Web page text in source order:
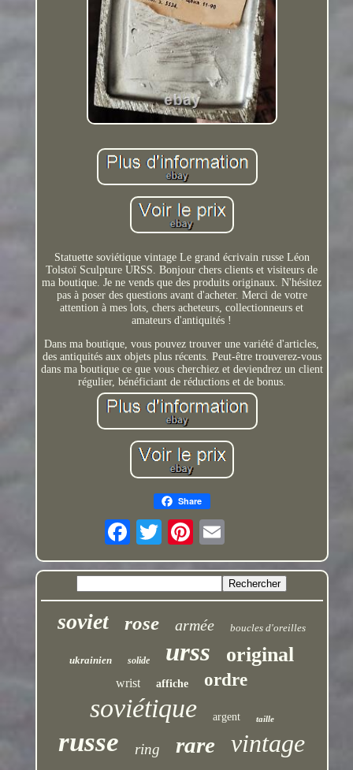
Statuette soviétique vintage Le grand écrivain russe Léon
Tolstoï Sculpture URSS. Bonjour chers clients et visiteurs de
ma boutique. Je ne vends que des produits originaux. N'hésitez
pas à poser des questions avant d'acheter. Merci de votre
attention à mes lots, chers acheteurs, collectionneurs et
amateurs d'antiquités !
Dans ma boutique, vous pouvez trouver une variété d'articles,
des antiquités aux objets plus récents. Peut-être trouverez-vous
dans ma boutique ce que vous cherchiez et deviendrez un client
régulier, bénéficiant de réductions et de bonus.
Share
soviet rose armée boucles d'oreilles
ukrainien solide urss original
wrist affiche ordre
soviétique argent taille
russe ring rare vintage